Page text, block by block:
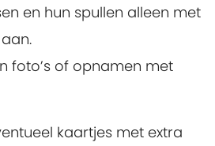
en hun spullen alleen met
foto’s of opnamen met
kaartjes met extra